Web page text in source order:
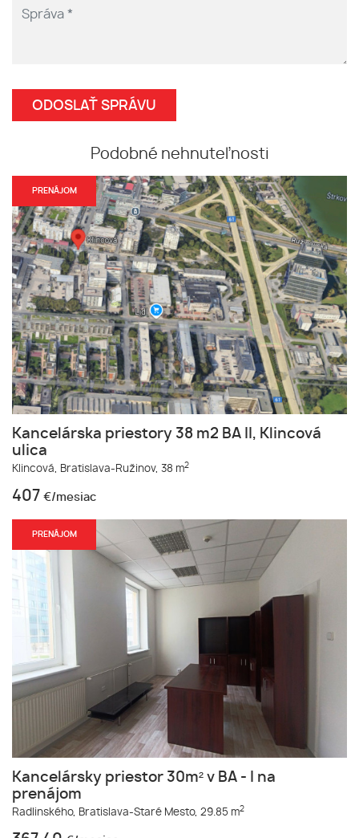
Podobné nehnuteľnosti
PRENÁJOM
Kancelárska priestory 38 m2 BA II, Klincová
ulica
Klincová, Bratislava-Ružinov, 38 m2
407 €/mesiac
PRENÁJOM
Kancelársky priestor 30m² v BA - I na
prenájom
Radlinského, Bratislava-Staré Mesto, 29.85 m2